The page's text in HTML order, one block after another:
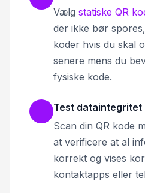
Vælg statiske QR
der ikke bør
koder hvis du skal
senere mens du
fysiske kode.
Test dataintegritet
Scan din QR kode
at verificere at al
korrekt og vises
kontaktapps eller